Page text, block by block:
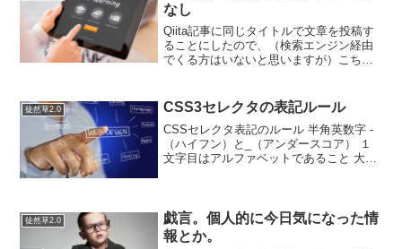
なし
Qiita記事に同じタイトルで文章を投稿す
ることにしたので、（検索エンジン経由
でくる方はいないと思いますが）こちら
タベース（ＲＤＢ）とのマッピング技術
と言えば...
徒然草2.0 CSS3セレクタの表記ルール
CSSセレクタ表記のルール 半角英数字 -
（ハイフン）と_（アンダースコア） １
文字目はアルファベットであること 大文
徒然草2.0
戯言。個人的に今日気になった情
報とか。